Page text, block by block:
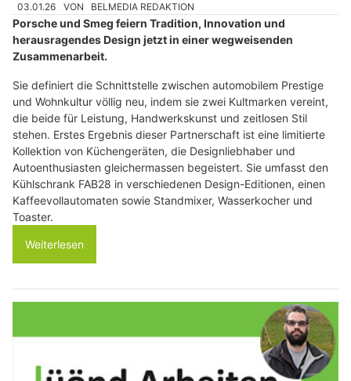
03.01.26 VON BELMEDIA REDAKTION
Porsche und Smeg feiern Tradition, Innovation und
herausragendes Design jetzt in einer wegweisenden
Zusammenarbeit.
Sie definiert die Schnittstelle zwischen automobilem Prestige
und Wohnkultur völlig neu, indem sie zwei Kultmarken vereint,
die beide für Leistung, Handwerkskunst und zeitlosen Stil
stehen. Erstes Ergebnis dieser Partnerschaft ist eine limitierte
Kollektion von Küchengeräten, die Designliebhaber und
Autoenthusiasten gleichermassen begeistert. Sie umfasst den
Kühlschrank FAB28 in verschiedenen Design-Editionen, einen
Kaffeevollautomaten sowie Standmixer, Wasserkocher und
Toaster.
Weiterlesen